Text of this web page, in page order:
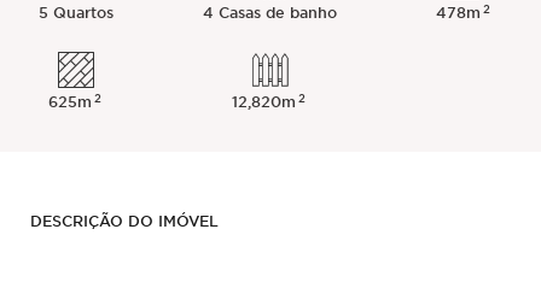
5 Quartos 4 Casas de banho 478m2
625m2 12,820m2
DESCRIÇÃO DO IMÓVEL